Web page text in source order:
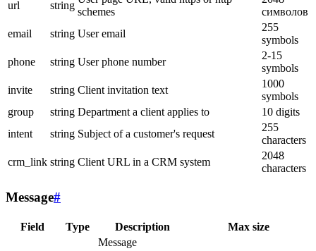
url
string
schemes
символов
email
string User email
255
symbols
phone
string User phone number
2-15
symbols
invite
string Client invitation text
1000
symbols
group
string Department a client applies to
10 digits
intent
string Subject of a customer's request
255
characters
crm_link string Client URL in a CRM system
2048
characters
Message#
Field Type Description Max size
Message